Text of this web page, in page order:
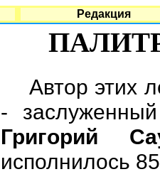
Редакция
Автор этих
-
Григорий
исполнилось